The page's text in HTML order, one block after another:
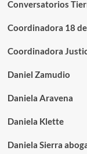
Conversatorios
Coordinadora 18
Coordinadora
Daniel Zamudio
Daniela Aravena
Daniela Klette
Daniela Sierra